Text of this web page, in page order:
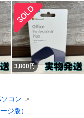
3,800円
コン
ジ版）